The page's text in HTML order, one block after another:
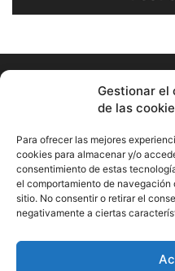
Gestionar el
de las
Para ofrecer las mejores
cookies para almacenar y/o
consentimiento de estas
el comportamiento de
sitio. No consentir o retirar el
negativamente a ciertas
Información Cultural de
Contact us: